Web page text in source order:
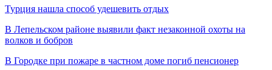
Турция нашла способ удешевить отдых
В Лепельском районе выявили факт незаконной охоты на
волков и бобров
В Городке при пожаре в частном доме погиб пенсионер